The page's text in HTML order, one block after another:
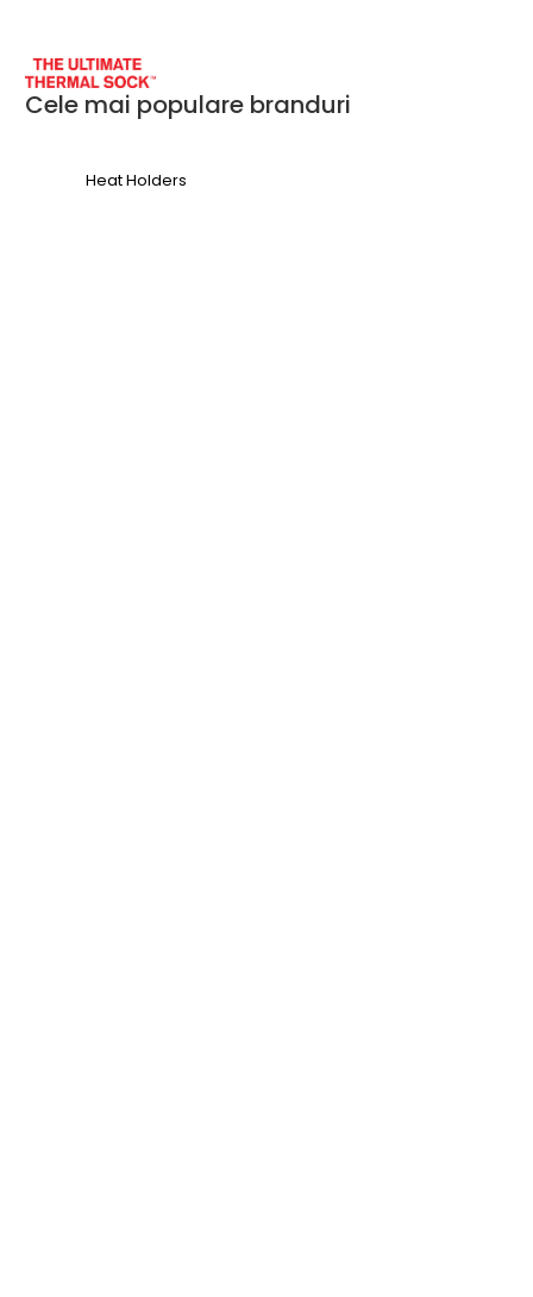
Cele mai populare branduri
Heat Holders